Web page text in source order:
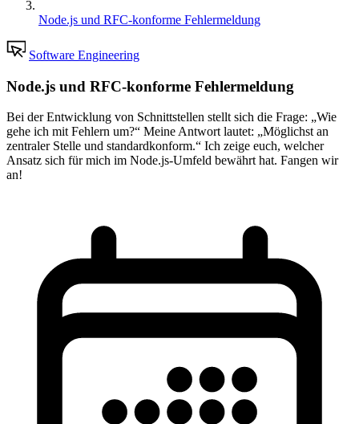
Node.js und RFC-konforme Fehlermeldung
Software Engineering
Node.js und RFC-konforme Fehlermeldung
Bei der Entwicklung von Schnittstellen stellt sich die Frage: „Wie
gehe ich mit Fehlern um?“ Meine Antwort lautet: „Möglichst an
zentraler Stelle und standardkonform.“ Ich zeige euch, welcher
Ansatz sich für mich im Node.js-Umfeld bewährt hat. Fangen wir
an!